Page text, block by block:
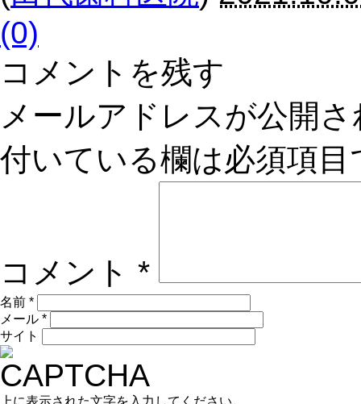
(0)
コメントを残す
メールアドレスが公開
付いている欄は必須項目
コメント *
名前 *
メール *
サイト
上に表示された文字を入力してください。